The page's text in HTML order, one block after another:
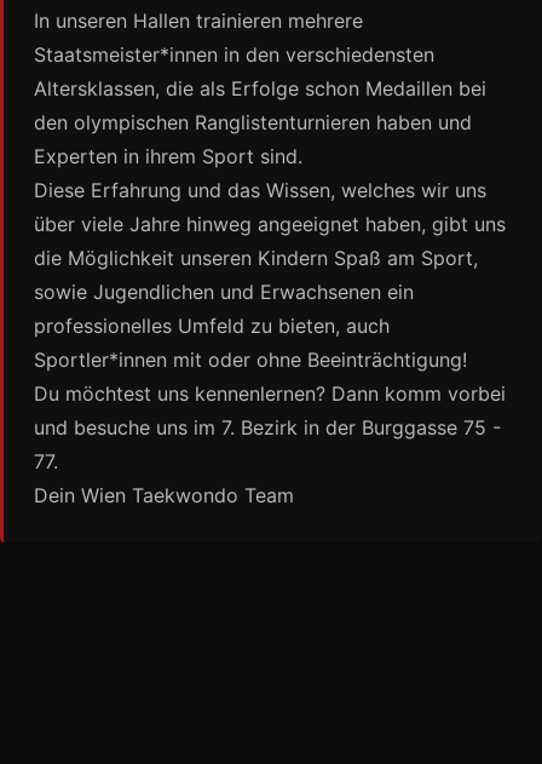
In unseren Hallen trainieren mehrere
Staatsmeister*innen in den verschiedensten
Altersklassen, die als Erfolge schon Medaillen bei
den olympischen Ranglistenturnieren haben und
Experten in ihrem Sport sind.
Diese Erfahrung und das Wissen, welches wir uns
über viele Jahre hinweg angeeignet haben, gibt uns
die Möglichkeit unseren Kindern Spaß am Sport,
sowie Jugendlichen und Erwachsenen ein
professionelles Umfeld zu bieten, auch
Sportler*innen mit oder ohne Beeinträchtigung!
Du möchtest uns kennenlernen? Dann komm vorbei
und besuche uns im 7. Bezirk in der Burggasse 75 -
77.
Dein Wien Taekwondo Team